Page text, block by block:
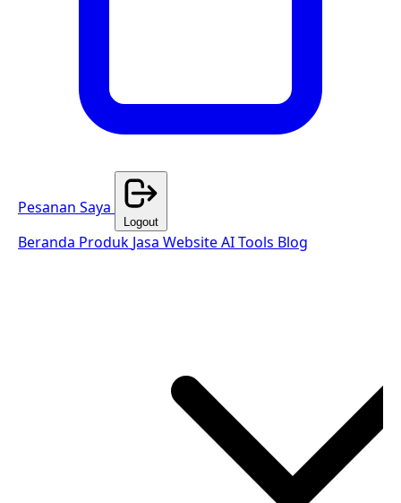
Pesanan Saya
Logout
Beranda Produk Jasa WebsiteAI Tools Blog